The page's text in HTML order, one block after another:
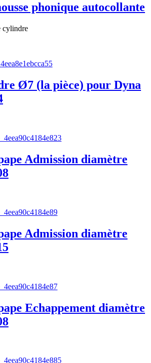
phonique autocollante
cylindre
Ø7 (la pièce) pour Dyna
Admission diamètre
Admission diamètre
Echappement diamètre